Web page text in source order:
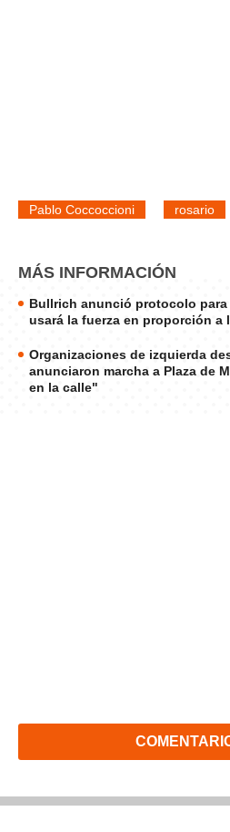
Pablo Coccoccioni rosario
MÁS INFORMACIÓN
Bullrich anunció protocolo
usará la fuerza en proporción a
Organizaciones de izquierda
anunciaron marcha a Plaza de
en la calle"